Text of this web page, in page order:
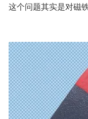
这个问题其实是对磁